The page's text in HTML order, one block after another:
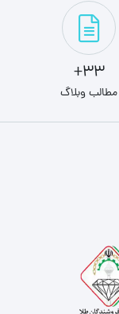
33+
مطالب وبلاگ